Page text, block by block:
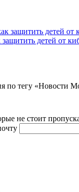
детей от
по тегу «Новости
не стоит